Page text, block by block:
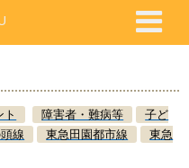
ト 障害者・難病等
子ど
線 東急田園都市線
東急